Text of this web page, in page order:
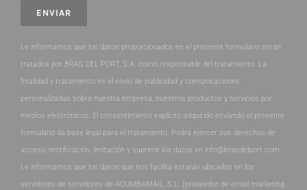
Le informamos que los datos proporcionados en el presente formulario serán
tratados por BRAS DEL PORT, S.A. como responsable del tratamiento. La
finalidad y tratamiento es el envío de publicidad y comunicaciones
personalizadas sobre nuestra empresa, nuestros productos y servicios por
medios electrónicos. El consentimiento explícito adquirido enviando el presente
formulario da base legal para el tratamiento. Podrá ejercer sus derechos de
acceso, rectificación, limitación y suprimir los datos en info@brasdelport.com.
Le informamos que los datos que nos facilita estarán ubicados en los
servidores de servidores de ACUMBAMAIL, S.L. (proveedor de email marketing